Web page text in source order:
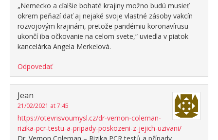
„Nemecko a ďalšie bohaté krajiny možno budú musieť
okrem peňazí dať aj nejaké svoje vlastné zásoby vakcín
rozvojovým krajinám, pretože pandémiu koronavírusu
ukončí iba očkovanie na celom svete,“ uviedla v piatok
kancelárka Angela Merkelová.
Odpovedať
Jean
21/02/2021 at 7:45
https://otevrisvoumysl.cz/dr-vernon-coleman-
rizika-pcr-testu-a-pripady-poskozeni-z-jejich-uzivani/